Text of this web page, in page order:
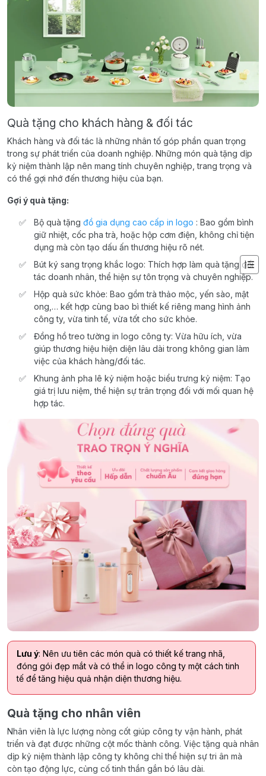
Quà tặng cho khách hàng & đối tác
Khách hàng và đối tác là những nhân tố góp phần quan trọng
trong sự phát triển của doanh nghiệp. Những món quà tặng dịp
kỷ niệm thành lập nên mang tính chuyên nghiệp, trang trọng và
có thể gợi nhớ đến thương hiệu của bạn.
Gợi ý quà tặng:
Bộ quà tặng đồ gia dụng cao cấp in logo : Bao gồm bình
giữ nhiệt, cốc pha trà, hoặc hộp cơm điện, không chỉ tiện
dụng mà còn tạo dấu ấn thương hiệu rõ nét.
Bút ký sang trọng khắc logo: Thích hợp làm quà tặng đối
tác doanh nhân, thể hiện sự tôn trọng và chuyên nghiệp.
Hộp quà sức khỏe: Bao gồm trà thảo mộc, yến sào, mật
ong,… kết hợp cùng bao bì thiết kế riêng mang hình ảnh
công ty, vừa tinh tế, vừa tốt cho sức khỏe.
Đồng hồ treo tường in logo công ty: Vừa hữu ích, vừa
giúp thương hiệu hiện diện lâu dài trong không gian làm
việc của khách hàng/đối tác.
Khung ảnh pha lê kỷ niệm hoặc biểu trưng kỷ niệm: Tạo
giá trị lưu niệm, thể hiện sự trân trọng đối với mối quan hệ
hợp tác.
Lưu ý: Nên ưu tiên các món quà có thiết kế trang nhã,
đóng gói đẹp mắt và có thể in logo công ty một cách tinh
tế để tăng hiệu quả nhận diện thương hiệu.
Quà tặng cho nhân viên
Nhân viên là lực lượng nòng cốt giúp công ty vận hành, phát
triển và đạt được những cột mốc thành công. Việc tặng quà nhân
dịp kỷ niệm thành lập công ty không chỉ thể hiện sự tri ân mà
còn tạo động lực, củng cố tinh thần gắn bó lâu dài.